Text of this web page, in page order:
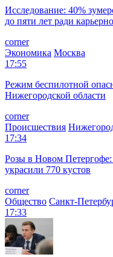
Исследование: 40%
до пяти лет ради
corner
Экономика Москва
17:55
Режим беспилотной
Нижегородской области
corner
Происшествия
17:34
Розы в Новом
украсили 770 кустов
corner
Общество Санкт-
17:33